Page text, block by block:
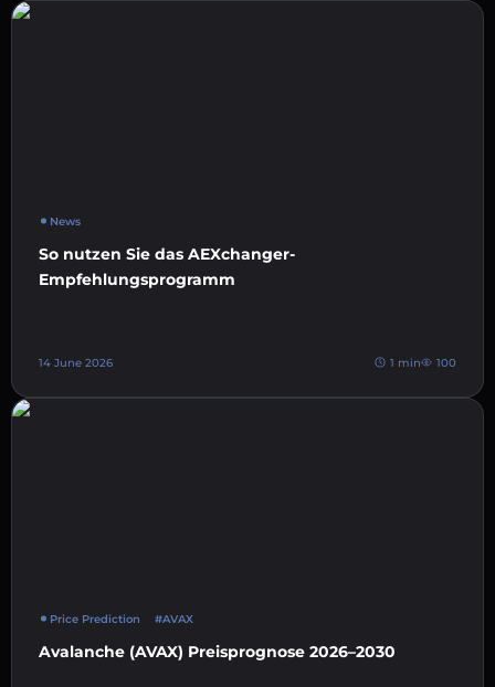
News
So nutzen Sie das AEXchanger-
Empfehlungsprogramm
14 June 2026 1 min 100
Price Prediction #AVAX
Avalanche (AVAX) Preisprognose 2026–2030